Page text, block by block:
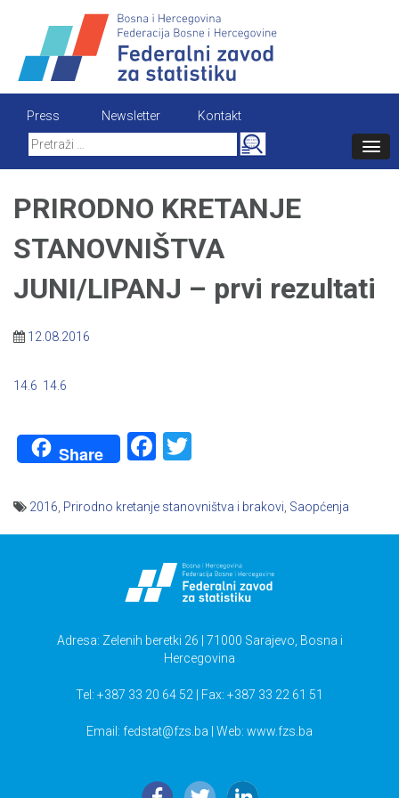
content
Press Newsletter
Kontakt
Search
for:
PRIRODNO KRETANJE
STANOVNIŠTVA
JUNI/LIPANJ – prvi rezultati
12.08.2016
14.6 14.6
Share Facebook
2016 Prirodno kretanje stanovništva i brakovi Saopćenja
Adresa: Zelenih beretki 26 | 71000 Sarajevo, Bosna i
Hercegovina
Tel: +387 33 20 64 52 | Fax: +387 33 22 61 51
Email: fedstat@fzs.ba | Web: www.fzs.ba